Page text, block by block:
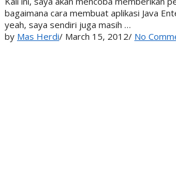
bagaimana cara membuat aplikasi Java
yeah, saya sendiri juga masih …
by Mas Herdi/ March 15, 2012/ No